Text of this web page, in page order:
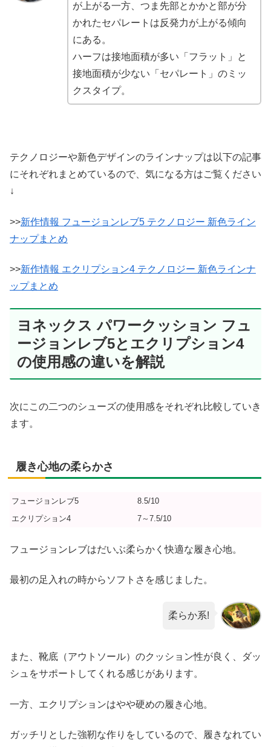
が上がる一方、つま先部とかかと部が分
かれたセパレートは反発力が上がる傾向
にある。
ハーフは接地面積が多い「フラット」と
接地面積が少ない「セパレート」のミッ
クスタイプ。
テクノロジーや新色デザインのラインナップは以下の記事
にそれぞれまとめているので、気になる方はご覧ください
↓
>>新作情報 フュージョンレブ5 テクノロジー 新色ライン
ナップまとめ
>>新作情報 エクリプション4 テクノロジー 新色ラインナ
ップまとめ
ヨネックス パワークッション フュ
ージョンレブ5とエクリプション4
の使用感の違いを解説
次にこの二つのシューズの使用感をそれぞれ比較していき
ます。
履き心地の柔らかさ
フュージョンレブ5
8.5/10
エクリプション4
7～7.5/10
フュージョンレブはだいぶ柔らかく快適な履き心地。
最初の足入れの時からソフトさを感じました。
柔らか系!
また、靴底（アウトソール）のクッション性が良く、ダッ
シュをサポートしてくれる感じがあります。
一方、エクリプションはやや硬めの履き心地。
ガッチリとした強靭な作りをしているので、履きなれてい